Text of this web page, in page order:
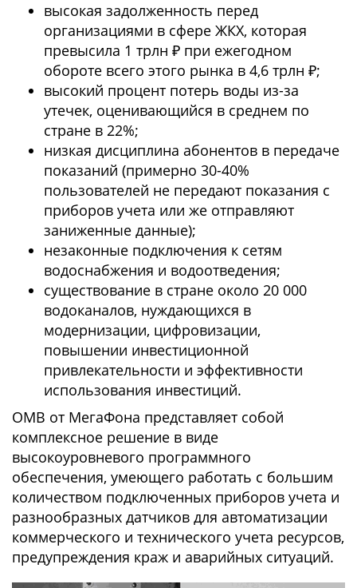
высокая задолженность перед
организациями в сфере ЖКХ, которая
превысила 1 трлн ₽ при ежегодном
обороте всего этого рынка в 4,6 трлн ₽;
высокий процент потерь воды из-за
утечек, оценивающийся в среднем по
стране в 22%;
низкая дисциплина абонентов в передаче
показаний (примерно 30-40%
пользователей не передают показания с
приборов учета или же отправляют
заниженные данные);
незаконные подключения к сетям
водоснабжения и водоотведения;
существование в стране около 20 000
водоканалов, нуждающихся в
модернизации, цифровизации,
повышении инвестиционной
привлекательности и эффективности
использования инвестиций.
ОМВ от МегаФона представляет собой
комплексное решение в виде
высокоуровневого программного
обеспечения, умеющего работать с большим
количеством подключенных приборов учета и
разнообразных датчиков для автоматизации
коммерческого и технического учета ресурсов,
предупреждения краж и аварийных ситуаций.